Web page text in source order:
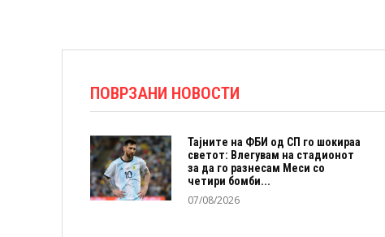
ПОВРЗАНИ НОВОСТИ
Тајните на ФБИ од СП го шокираа
светот: Влегувам на стадионот
за да го разнесам Меси со
четири бомби...
07/08/2026